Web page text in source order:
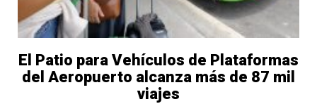
El Patio para Vehículos de Plataformas
del Aeropuerto alcanza más de 87 mil
viajes